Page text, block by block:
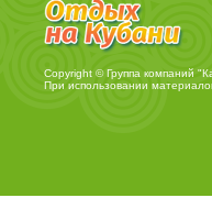
Copyright © Группа компаний
При использовании